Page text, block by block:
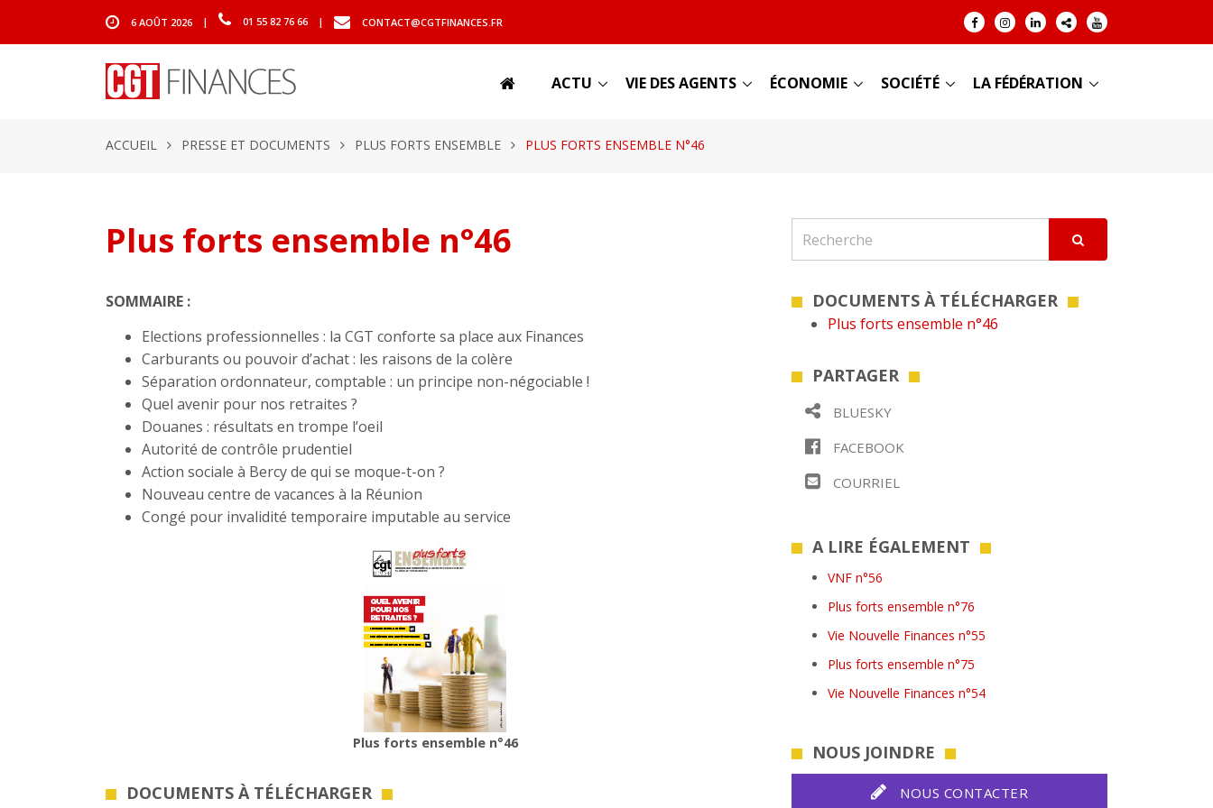
6 AOÛT 2026 | 01 55 82 76 66 | CONTACT@CGTFINANCES.FR
ACTU VIE DES AGENTS ÉCONOMIE SOCIÉTÉ LA FÉDÉRATION
ACCUEIL PRESSE ET DOCUMENTS PLUS FORTS ENSEMBLE PLUS FORTS ENSEMBLE N°46
Plus forts ensemble n°46
SOMMAIRE :
Elections professionnelles : la CGT conforte sa place aux Finances
Carburants ou pouvoir d’achat : les raisons de la colère
Séparation ordonnateur, comptable : un principe non-négociable !
Quel avenir pour nos retraites ?
Douanes : résultats en trompe l’oeil
Autorité de contrôle prudentiel
Action sociale à Bercy de qui se moque-t-on ?
Nouveau centre de vacances à la Réunion
Congé pour invalidité temporaire imputable au service
Plus forts ensemble n°46
DOCUMENTS À TÉLÉCHARGER
DOCUMENTS À TÉLÉCHARGER
Plus forts ensemble n°46
PARTAGER
BLUESKY
FACEBOOK
COURRIEL
A LIRE ÉGALEMENT
VNF n°56
Plus forts ensemble n°76
Vie Nouvelle Finances n°55
Plus forts ensemble n°75
Vie Nouvelle Finances n°54
NOUS JOINDRE
NOUS CONTACTER